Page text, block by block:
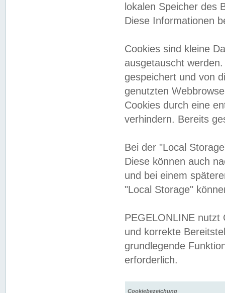
lokalen Speicher des
Diese Informationen
Cookies sind kleine
ausgetauscht
gespeichert und von
genutzten
Cookies durch eine
verhindern. Bereits
Bei der "Local
Diese können auch
und bei einem
"Local Storage"
PEGELONLINE nutzt
und korrekte
grundlegende
erforderlich.
Cookiebezeichung